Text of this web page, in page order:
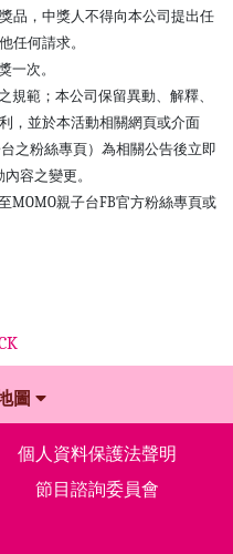
品，中獎人不得向本公司提出任
任何請求。
一次。
規範；本公司保留異動、解釋、
，並於本活動相關網頁或介面
之粉絲專頁）為相關公告後立即
容之變更。
MOMO親子台FB官方粉絲專頁或
圖
個人資料保護法聲明
節目諮詢委員會